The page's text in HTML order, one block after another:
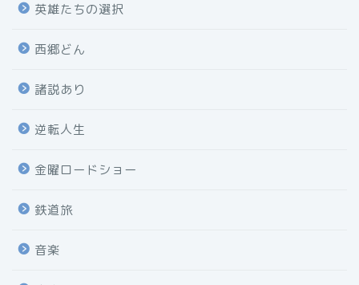
英雄たちの選択
西郷どん
諸説あり
逆転人生
金曜ロードショー
鉄道旅
音楽